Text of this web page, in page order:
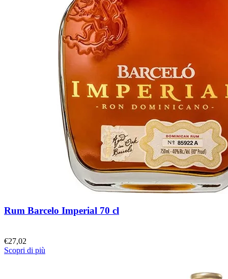
Rum Barcelo Imperial 70 cl
€27,02
Scopri di più